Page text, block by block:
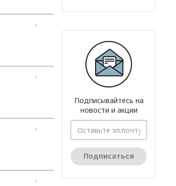
-
- В корзину
- В корзину
-
Подписывайтесь на
новости и акции
Подписаться